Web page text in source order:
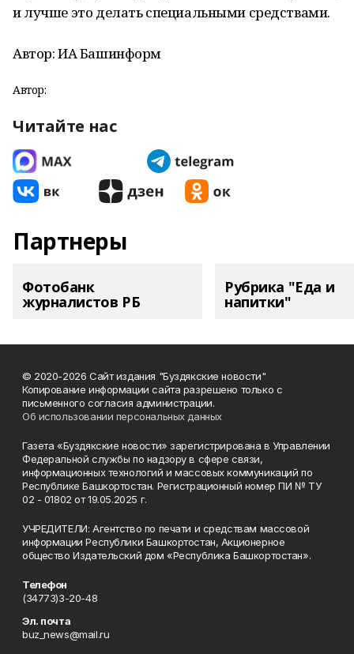
и лучше это делать специальными средствами.
Автор: ИА Башинформ
Автор:
Читайте нас
Партнеры
Фотобанк
журналистов РБ
Рубрика "Еда и
напитки"
© 2020-2026 Сайт издания "Буздякские новости"
Копирование информации сайта разрешено только с
письменного согласия администрации.
Об использовании персональных данных
Газета «Буздякские новости» зарегистрирована в Управлении
Федеральной службы по надзору в сфере связи,
информационных технологий и массовых коммуникаций по
Республике Башкортостан. Регистрационный номер ПИ № ТУ
02 - 01802 от 19.05.2025 г.
УЧРЕДИТЕЛИ: Агентство по печати и средствам массовой
информации Республики Башкортостан, Акционерное
общество Издательский дом «Республика Башкортостан».
Телефон
(34773)3-20-48
Эл. почта
buz_news@mail.ru